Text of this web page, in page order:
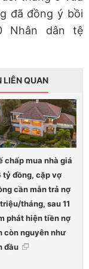
đã đồng ý bồi
Nhân dân tệ
LIÊN QUAN
chấp mua nhà giá
tỷ đồng, cặp vợ
cần mẫn trả nợ
tháng, sau 11
phát hiện tiền nợ
còn nguyên như
đầu